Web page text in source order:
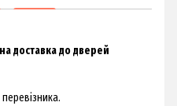
доставка до дверей